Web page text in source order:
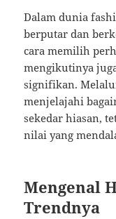
Dalam dunia
berputar dan
cara memilih
mengikutinya
signifikan.
menjelajahi
sekedar hiasan,
nilai yang
Mengenal
Trendnya